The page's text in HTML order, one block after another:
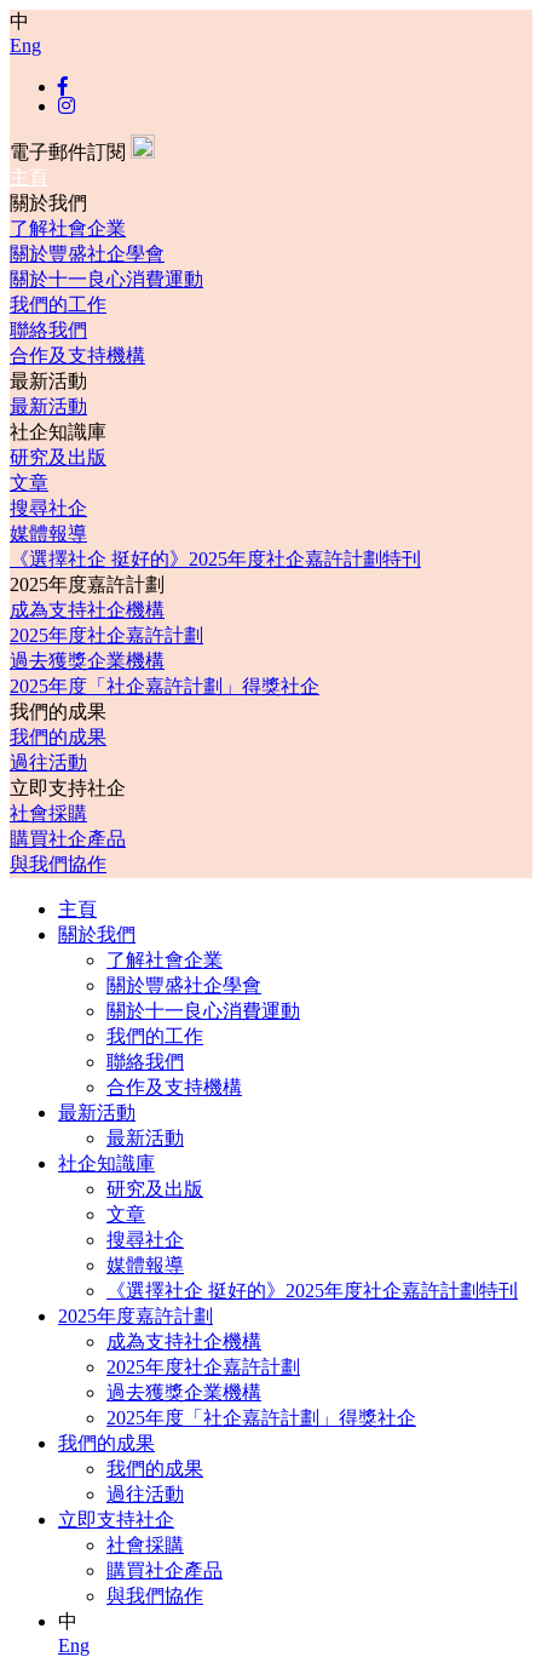
中
Eng
電子郵件訂閱
主頁
關於我們
了解社會企業
關於豐盛社企學會
關於十一良心消費運動
我們的工作
聯絡我們
合作及支持機構
最新活動
最新活動
社企知識庫
研究及出版
文章
搜尋社企
媒體報導
《選擇社企 挺好的》2025年度社企嘉許計劃特刊
2025年度嘉許計劃
成為支持社企機構
2025年度社企嘉許計劃
過去獲獎企業機構
2025年度「社企嘉許計劃」得獎社企
我們的成果
我們的成果
過往活動
立即支持社企
社會採購
購買社企產品
與我們協作
主頁
關於我們
了解社會企業
關於豐盛社企學會
關於十一良心消費運動
我們的工作
聯絡我們
合作及支持機構
最新活動
最新活動
社企知識庫
研究及出版
文章
搜尋社企
媒體報導
《選擇社企 挺好的》2025年度社企嘉許計劃特刊
2025年度嘉許計劃
成為支持社企機構
2025年度社企嘉許計劃
過去獲獎企業機構
2025年度「社企嘉許計劃」得獎社企
我們的成果
我們的成果
過往活動
立即支持社企
社會採購
購買社企產品
與我們協作
中
Eng